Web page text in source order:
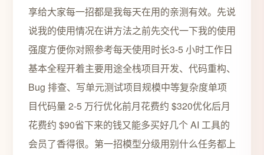
享给大家每一招都是我每天在用的亲测有效。先说
说我的使用情况在讲方法之前先交代一下我的使用
强度方便你对照参考每天使用时长3-5 小时工作日
基本全程开着主要用途全栈项目开发、代码重构、
Bug 排查、写单元测试项目规模中等复杂度单项
目代码量 2-5 万行优化前月花费约 $320优化后月
花费约 $90省下来的钱又能多买好几个 AI 工具的
会员了香得很。第一招模型分级用别什么任务都上